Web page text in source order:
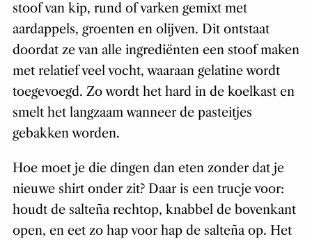
stoof van kip, rund of varken gemixt met
aardappels, groenten en olijven. Dit ontstaat
doordat ze van alle ingrediënten een stoof maken
met relatief veel vocht, waaraan gelatine wordt
toegevoegd. Zo wordt het hard in de koelkast en
smelt het langzaam wanneer de pasteitjes
gebakken worden.
Hoe moet je die dingen dan eten zonder dat je
nieuwe shirt onder zit? Daar is een trucje voor:
houdt de salteña rechtop, knabbel de bovenkant
open, en eet zo hap voor hap de salteña op. Het